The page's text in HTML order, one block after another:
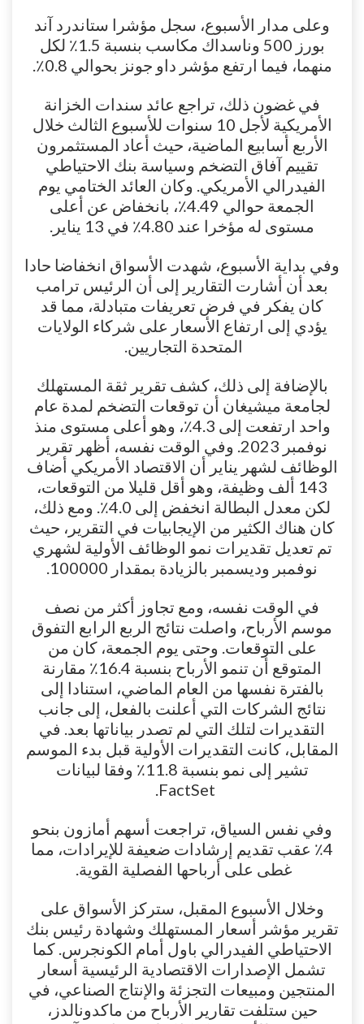
وعلى مدار الأسبوع، سجل مؤشرا ستاندرد آند
بورز 500 وناسداك مكاسب بنسبة 1.5٪ لكل
منهما، فيما ارتفع مؤشر داو جونز بحوالي 0.8٪.
في غضون ذلك، تراجع عائد سندات الخزانة
الأمريكية لأجل 10 سنوات للأسبوع الثالث خلال
الأربع أسابيع الماضية، حيث أعاد المستثمرون
تقييم آفاق التضخم وسياسة بنك الاحتياطي
الفيدرالي الأمريكي. وكان العائد الختامي يوم
الجمعة حوالي 4.49٪، بانخفاض عن أعلى
مستوى له مؤخرا عند 4.80٪ في 13 يناير.
وفي بداية الأسبوع، شهدت الأسواق انخفاضا حادا
بعد أن أشارت التقارير إلى أن الرئيس ترامب
كان يفكر في فرض تعريفات متبادلة، مما قد
يؤدي إلى ارتفاع الأسعار على شركاء الولايات
المتحدة التجاريين.
بالإضافة إلى ذلك، كشف تقرير ثقة المستهلك
لجامعة ميشيغان أن توقعات التضخم لمدة عام
واحد ارتفعت إلى 4.3٪، وهو أعلى مستوى منذ
نوفمبر 2023. وفي الوقت نفسه، أظهر تقرير
الوظائف لشهر يناير أن الاقتصاد الأمريكي أضاف
143 ألف وظيفة، وهو أقل قليلا من التوقعات،
لكن معدل البطالة انخفض إلى 4.0٪. ومع ذلك،
كان هناك الكثير من الإيجابيات في التقرير، حيث
تم تعديل تقديرات نمو الوظائف الأولية لشهري
نوفمبر وديسمبر بالزيادة بمقدار 100000.
في الوقت نفسه، ومع تجاوز أكثر من نصف
موسم الأرباح، واصلت نتائج الربع الرابع التفوق
على التوقعات. وحتى يوم الجمعة، كان من
المتوقع أن تنمو الأرباح بنسبة 16.4٪ مقارنة
بالفترة نفسها من العام الماضي، استنادا إلى
نتائج الشركات التي أعلنت بالفعل، إلى جانب
التقديرات لتلك التي لم تصدر بياناتها بعد. في
المقابل، كانت التقديرات الأولية قبل بدء الموسم
تشير إلى نمو بنسبة 11.8٪ وفقا لبيانات
FactSet.
وفي نفس السياق، تراجعت أسهم أمازون بنحو
4٪ عقب تقديم إرشادات ضعيفة للإيرادات، مما
غطى على أرباحها الفصلية القوية.
وخلال الأسبوع المقبل، ستركز الأسواق على
تقرير مؤشر أسعار المستهلك وشهادة رئيس بنك
الاحتياطي الفيدرالي باول أمام الكونجرس. كما
تشمل الإصدارات الاقتصادية الرئيسية أسعار
المنتجين ومبيعات التجزئة والإنتاج الصناعي، في
حين ستلفت تقارير الأرباح من ماكدونالدز،